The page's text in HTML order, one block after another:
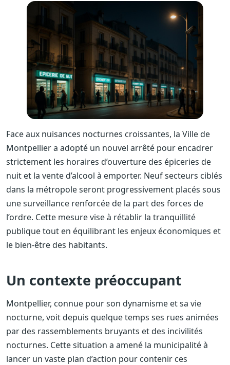
Face aux nuisances nocturnes croissantes, la Ville de
Montpellier a adopté un nouvel arrêté pour encadrer
strictement les horaires d’ouverture des épiceries de
nuit et la vente d’alcool à emporter. Neuf secteurs ciblés
dans la métropole seront progressivement placés sous
une surveillance renforcée de la part des forces de
l’ordre. Cette mesure vise à rétablir la tranquillité
publique tout en équilibrant les enjeux économiques et
le bien-être des habitants.
Un contexte préoccupant
Montpellier, connue pour son dynamisme et sa vie
nocturne, voit depuis quelque temps ses rues animées
par des rassemblements bruyants et des incivilités
nocturnes. Cette situation a amené la municipalité à
lancer un vaste plan d’action pour contenir ces